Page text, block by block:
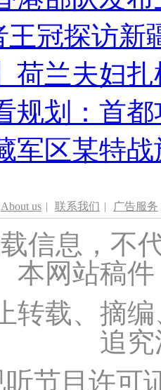
王冠探访新
荷兰夫妇
规划：首
军区某特
About us | 联系我们 | 广告服务
信息，不
本网站稿
转载、摘
追
节目许可